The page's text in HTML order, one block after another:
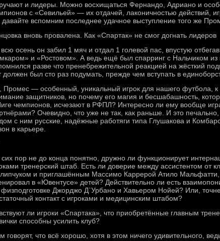
и лидеры. Можно восхищаться Фернандо, Адриано и
с «Севильей» — их отдачей, лаконичностью действий,
давайте вспомним последнее удачное выступление того же
вновь провалена. Как «Спартак» не смог догнать лидеров
осень он забил 1 мяч и отдал 1 голевой пас, впустую
и «Ростовом». А ведь ещё был спарринг с Нальчиком из
разве что пренебрежительной реакцией на жёсткий
должен был сто раз подумать, прежде чем вступать в
Промес — особенный, уникальный игрок для нашего футбола, к
защитников, но почему его магия и бесшабашность,
чемпионов, исчезают в РФПЛ? Интересно ли ему вообще
Очевидно, что уже не так, как раньше. И это
с ним русские, надёжные работяги типа Глушакова и
в карьере.
сих пор не до конца понятно, дружно ли функционирует
тренерский штаб. Есть ли доверие между ассистентом от
и приглашённым Массимо Каррерой Атило Мальфатти,
в «Ювентусе» детей? Действительно ли есть
физподготовке Джорджо Д`Урбано и Хавьером Нойей? Или,
контакт с игроками и медицинским штабом?
ли игроки «Спартака», что приобретённые главным
способны усилить клуб?
говорят, что всё хорошо, хотя в этом ничего удивительного,